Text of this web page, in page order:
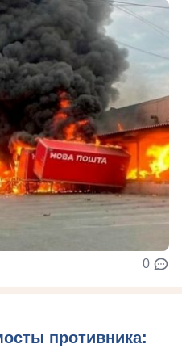
0
противника: